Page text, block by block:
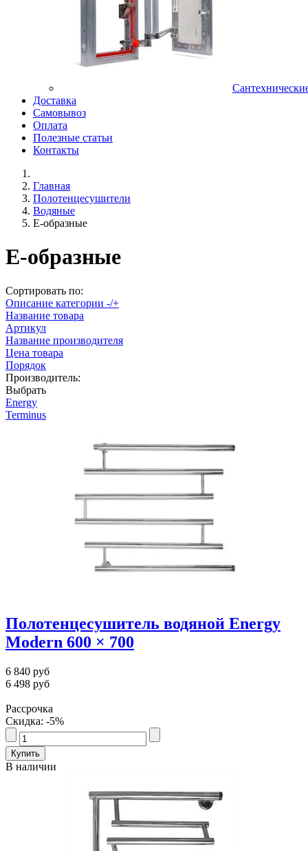
Доставка
Самовывоз
Оплата
Полезные статьи
Контакты
Главная
Полотенцесушители
Водяные
E-образные
E-образные
Сортировать по:
Описание категории -/+
Название товара
Артикул
Название производителя
Цена товара
Порядок
Производитель:
Выбрать
Energy
Terminus
Полотенцесушитель водяной Energy
Modern 600 × 700
6 840 руб
6 498 руб
Рассрочка
Скидка: -5%
В наличии